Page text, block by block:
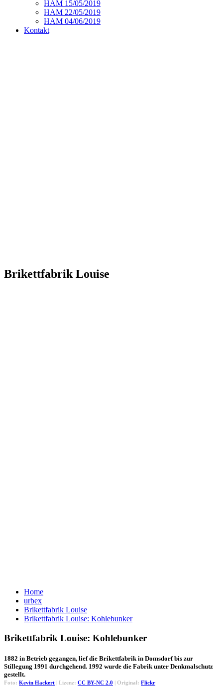
HAM 15/05/2019
HAM 22/05/2019
HAM 04/06/2019
Kontakt
Brikettfabrik Louise
Home
urbex
Brikettfabrik Louise
Brikettfabrik Louise: Kohlebunker
Brikettfabrik Louise: Kohlebunker
1882 in Betrieb gegangen, lief die Brikettfabrik in Domsdorf bis zur
Stillegung 1991 durchgehend. 1992 wurde die Fabrik unter Denkmalschutz
gestellt.
Foto: Kevin Hackert | Lizenz: CC BY-NC 2.0 | Original: Flickr